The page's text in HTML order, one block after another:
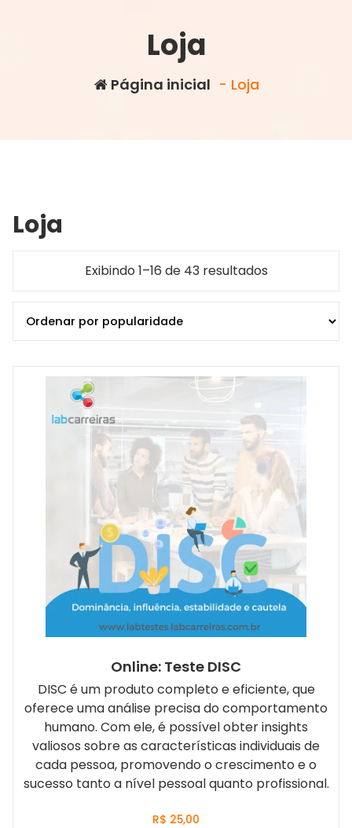
Loja
Página inicial - Loja
Loja
Exibindo 1–16 de 43 resultados
Online: Teste DISC
DISC é um produto completo e eficiente, que
oferece uma análise precisa do comportamento
humano. Com ele, é possível obter insights
valiosos sobre as características individuais de
cada pessoa, promovendo o crescimento e o
sucesso tanto a nível pessoal quanto profissional.
R$ 25,00